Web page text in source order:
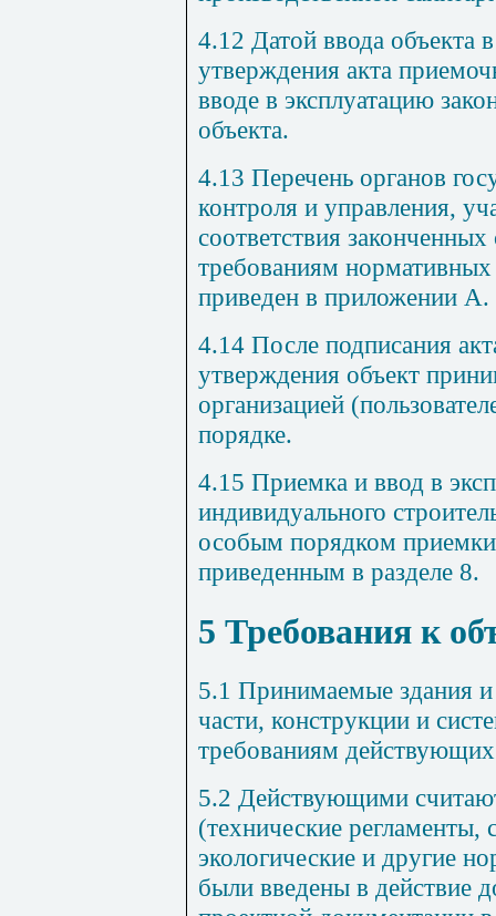
4.12 Датой ввода объекта в
утверждения акта
вводе в эксплуатацию
объекта.
4.13 Перечень органов
контроля и управления,
соответствия законченных
требованиям нормативных
приведен в приложении А.
4.14 После подписания
утверждения объект
организацией (
порядке.
4.15 Приемка и ввод в
индивидуального
особым порядком приемки
приведенным в разделе 8.
5 Требования к
5.1 Принимаемые здания и
части, конструкции и
требованиям действующих
5.2 Действующими
(технические регламенты,
экологические и другие
были введены в действие